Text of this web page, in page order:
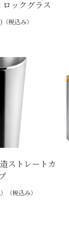
ックグラス
税込み）
ストレートカ
（税込み）